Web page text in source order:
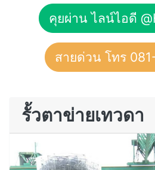
คุยผ่าน ไลน์ไอดี
สายด่วน โทร
รั้วตาข่ายเทวดา